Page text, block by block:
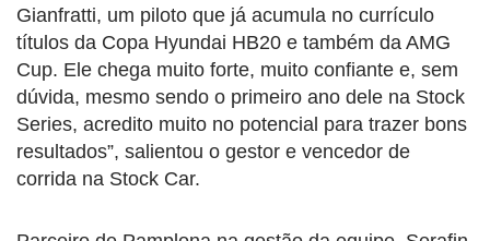
Gianfratti, um piloto que já acumula no currículo
títulos da Copa Hyundai HB20 e também da AMG
Cup. Ele chega muito forte, muito confiante e, sem
dúvida, mesmo sendo o primeiro ano dele na Stock
Series, acredito muito no potencial para trazer bons
resultados”, salientou o gestor e vencedor de
corrida na Stock Car.